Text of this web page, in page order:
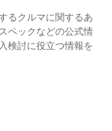
るクルマに関するあ
ペックなどの公式情
検討に役立つ情報を